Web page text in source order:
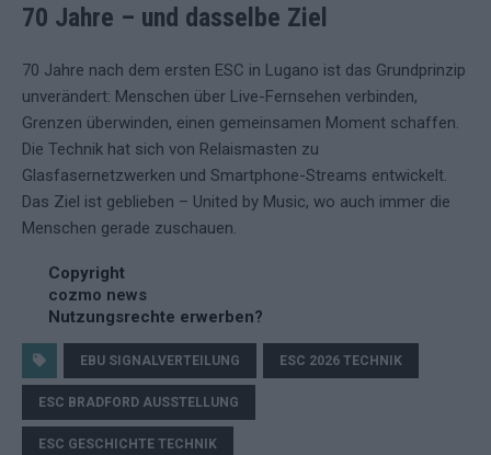
70 Jahre – und dasselbe Ziel
70 Jahre nach dem ersten ESC in Lugano ist das Grundprinzip
unverändert: Menschen über Live-Fernsehen verbinden,
Grenzen überwinden, einen gemeinsamen Moment schaffen.
Die Technik hat sich von Relaismasten zu
Glasfasernetzwerken und Smartphone-Streams entwickelt.
Das Ziel ist geblieben – United by Music, wo auch immer die
Menschen gerade zuschauen.
Copyright
cozmo news
Nutzungsrechte erwerben?
EBU SIGNALVERTEILUNG ESC 2026 TECHNIK
ESC BRADFORD AUSSTELLUNG
ESC GESCHICHTE TECHNIK